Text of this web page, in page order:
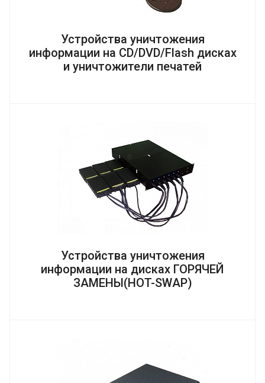
Устройства уничтожения
информации на CD/DVD/Flash дисках
и уничтожители печатей
Устройства уничтожения
информации на дисках ГОРЯЧЕЙ
ЗАМЕНЫ(HOT-SWAP)